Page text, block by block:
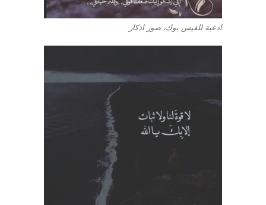
ادعية للفيس بوك، صور اذكار